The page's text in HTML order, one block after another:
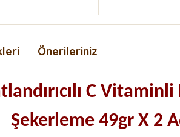
Önerileriniz
C
Şekerleme 49gr X 2